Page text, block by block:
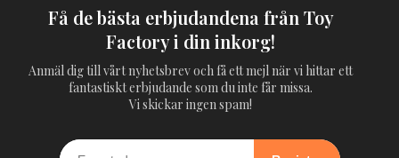
Få de bästa erbjudandena från Toy
Factory i din inkorg!
Anmäl dig till vårt nyhetsbrev och få ett mejl när vi hittar ett
fantastiskt erbjudande som du inte får missa.
Vi skickar ingen spam!